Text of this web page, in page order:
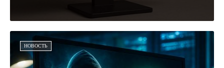
НОВОСТЬ